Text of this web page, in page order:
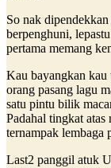
So nak
berpenghuni,
pertama memang
Kau bayangkan kau
orang pasang lagu
satu pintu bilik
Padahal tingkat
ternampak lembaga
Last2 panggil atuk